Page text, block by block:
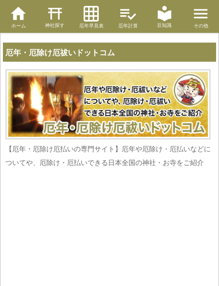
ホーム 神社探す 厄年早見表 厄年計算 豆知識 その他
厄年・厄除け厄祓いドットコム
【厄年・厄除け厄払いの専門サイト】厄年や厄除け・厄払いなどに
ついてや、厄除け・厄払いできる日本全国の神社・お寺をご紹介